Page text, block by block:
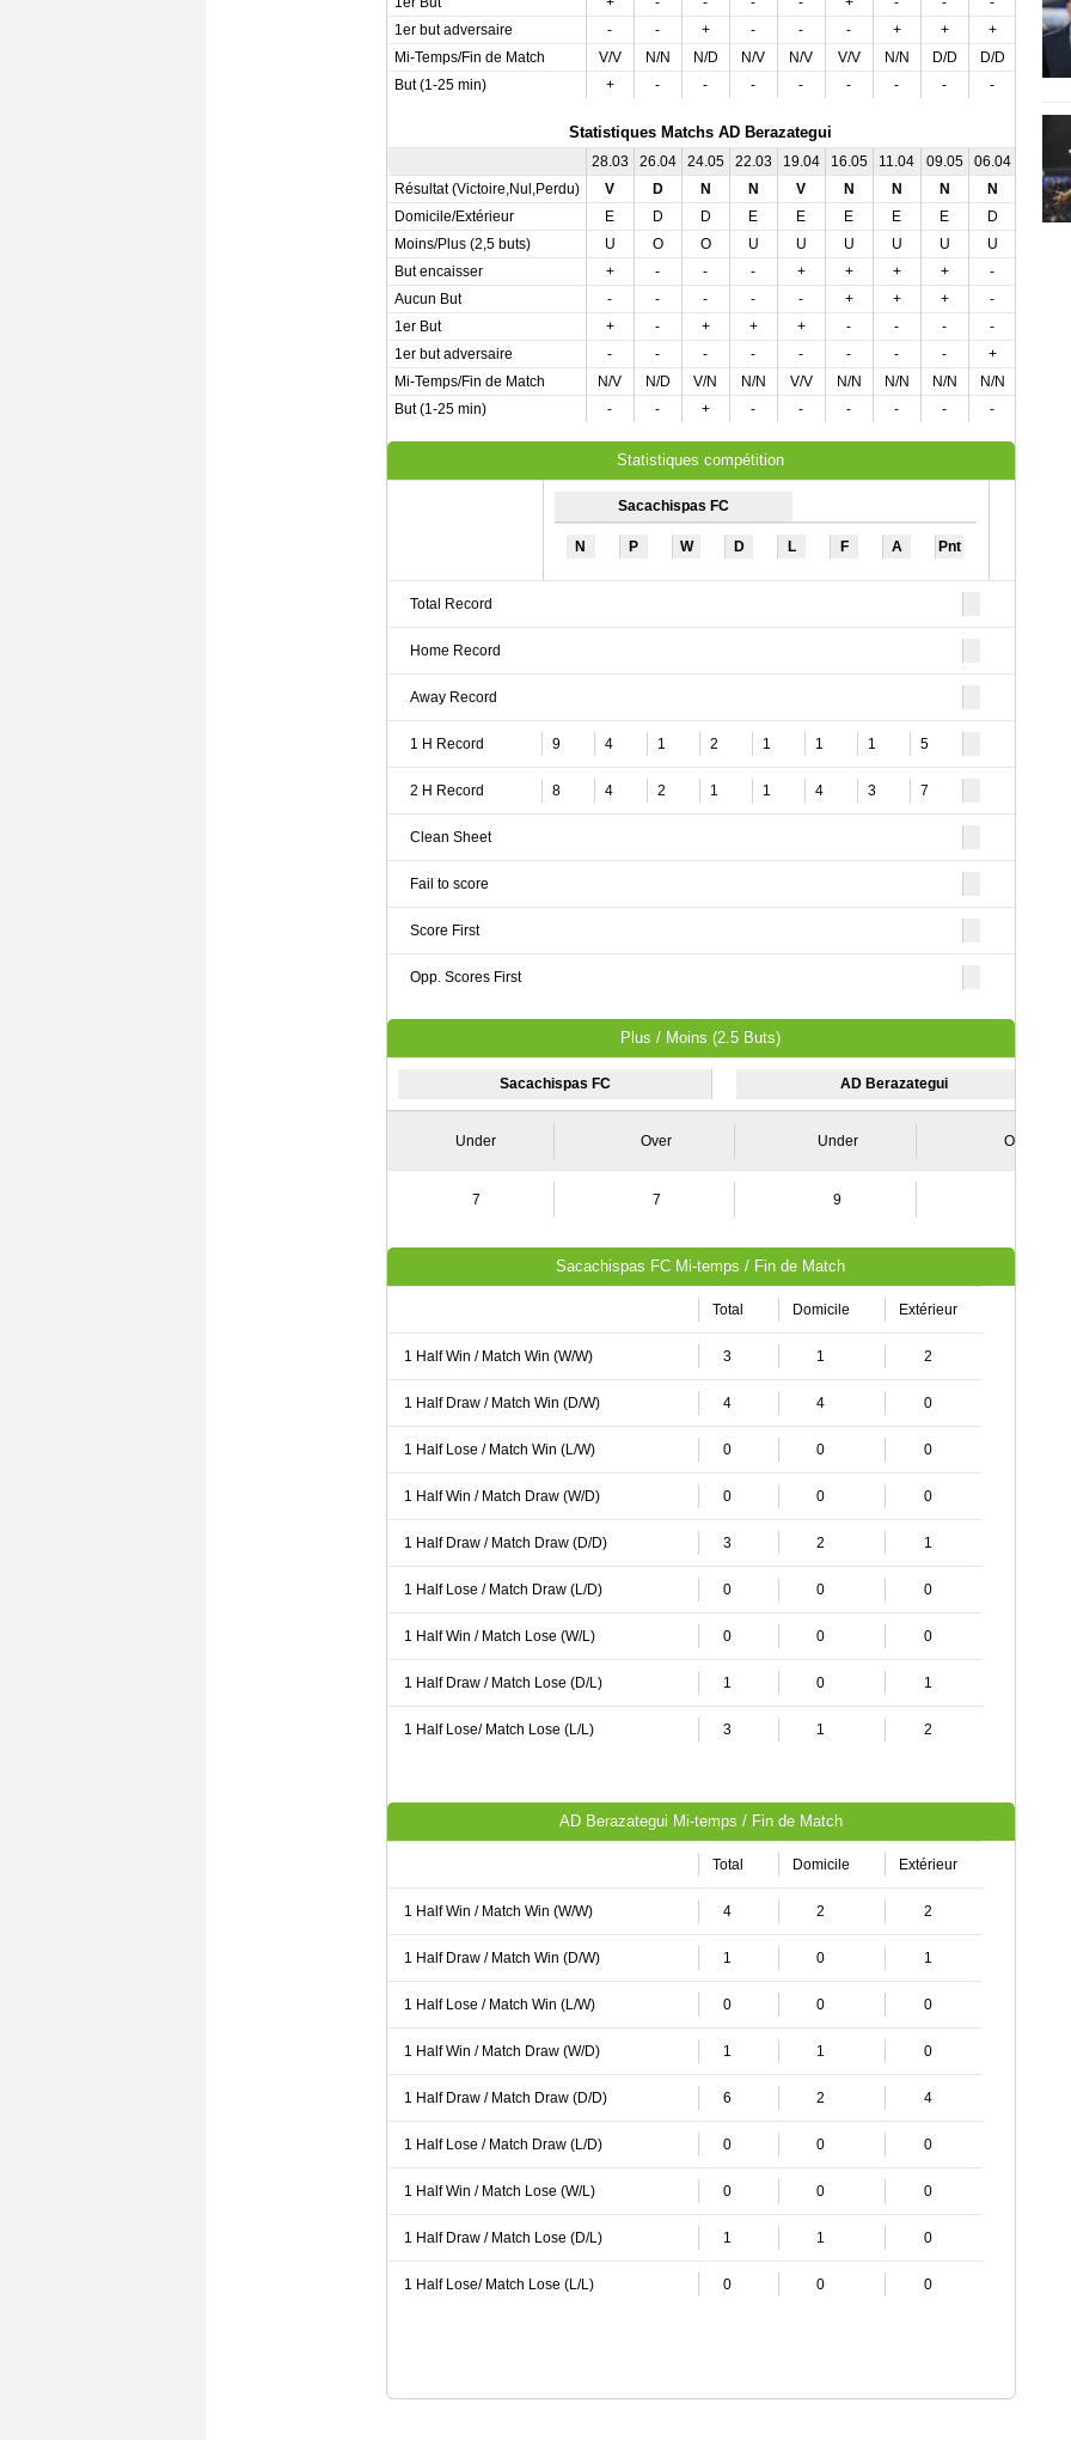
1er but adversaire
- - + - - - + + +
Mi-Temps/Fin de Match
V/V N/N N/D N/V N/V V/V N/N D/D D/D
But (1-25 min)
+ - - - - - - - -
Statistiques Matchs AD Berazategui
28.03 26.04 24.05 22.03 19.04 16.05 11.04 09.05 06.04
Résultat (Victoire,Nul,Perdu)
V D N N V N N N N
V
Domicile/Extérieur
E D D E E E E E D
D
Moins/Plus (2,5 buts)
U O O U U U U U U
But encaisser
+ - - - + + + + -
Aucun But
- - - - - + + + -
1er But
+ - + + + - - - -
1er but adversaire
- - - - - - - - +
Mi-Temps/Fin de Match
N/V N/D V/N N/N V/V N/N N/N N/N N/N
But (1-25 min)
- - + - - - - - -
Statistiques compétition
Sacachispas FC
N P W D L F A Pnt
Total Record
Home Record
Away Record
1 H Record 9 4 1 2 1 1 1 5
2 H Record 8 4 2 1 1 4 3 7
Clean Sheet
Fail to score
Score First
Opp. Scores First
Plus / Moins (2.5 Buts)
Sacachispas FC AD Berazategui
Under Over Under Over
7 7 9
Sacachispas FC Mi-temps / Fin de Match
Total Domicile Extérieur
1 Half Win / Match Win (W/W) 3 1 2
1 Half Draw / Match Win (D/W) 4 4 0
1 Half Lose / Match Win (L/W) 0 0 0
1 Half Win / Match Draw (W/D) 0 0 0
1 Half Draw / Match Draw (D/D) 3 2 1
1 Half Lose / Match Draw (L/D) 0 0 0
1 Half Win / Match Lose (W/L) 0 0 0
1 Half Draw / Match Lose (D/L) 1 0 1
1 Half Lose/ Match Lose (L/L) 3 1 2
AD Berazategui Mi-temps / Fin de Match
Total Domicile Extérieur
1 Half Win / Match Win (W/W) 4 2 2
1 Half Draw / Match Win (D/W) 1 0 1
1 Half Lose / Match Win (L/W) 0 0 0
1 Half Win / Match Draw (W/D) 1 1 0
1 Half Draw / Match Draw (D/D) 6 2 4
1 Half Lose / Match Draw (L/D) 0 0 0
1 Half Win / Match Lose (W/L) 0 0 0
1 Half Draw / Match Lose (D/L) 1 1 0
1 Half Lose/ Match Lose (L/L) 0 0 0